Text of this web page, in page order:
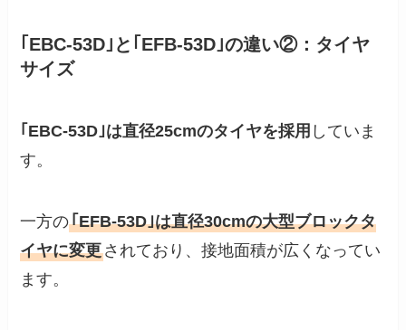
｢EBC-53D｣と｢EFB-53D｣の違い②：タイヤ
サイズ
｢EBC-53D｣は直径25cmのタイヤを採用 していま
す。
一方の｢EFB-53D｣は直径30cmの大型ブロックタ
イヤに変更されており、接地面積が広くなってい
ます。